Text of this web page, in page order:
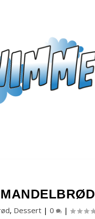
MANDELBRØD
, Dessert | 0 |